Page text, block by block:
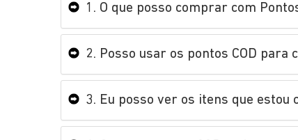
1. O que posso comprar com
2. Posso usar os pontos COD
3. Eu posso ver os itens que